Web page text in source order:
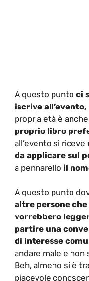
A questo punto ci
iscrive all’evento,
propria età è
proprio libro
all’evento si riceve
da applicare sul
a pennarello il
A questo punto
altre persone che
vorrebbero
partire una
di interesse
andare male e non
Beh, almeno si è
piacevole